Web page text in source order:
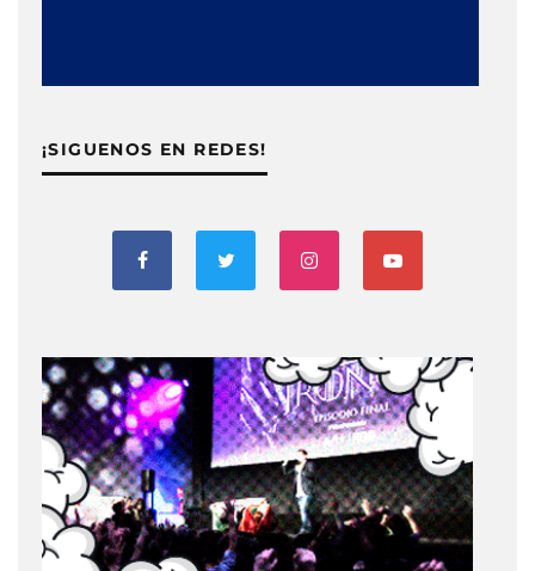
¡SIGUENOS EN REDES!